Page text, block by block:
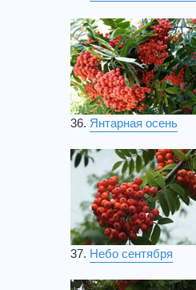
36. Янтарная осень
37. Небо сентября